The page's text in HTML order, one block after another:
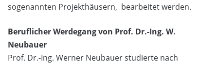
sogenannten Projekthäusern, bearbeitet werden.
Beruflicher Werdegang von Prof. Dr.-Ing. W.
Neubauer
Prof. Dr.-Ing. Werner Neubauer studierte nach